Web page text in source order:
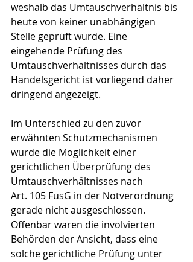
weshalb das Umtauschverhältnis bis
heute von keiner unabhängigen
Stelle geprüft wurde. Eine
eingehende Prüfung des
Umtauschverhältnisses durch das
Handelsgericht ist vorliegend daher
dringend angezeigt.
Im Unterschied zu den zuvor
erwähnten Schutzmechanismen
wurde die Möglichkeit einer
gerichtlichen Überprüfung des
Umtauschverhältnisses nach
Art. 105 FusG in der Notverordnung
gerade nicht ausgeschlossen.
Offenbar waren die involvierten
Behörden der Ansicht, dass eine
solche gerichtliche Prüfung unter